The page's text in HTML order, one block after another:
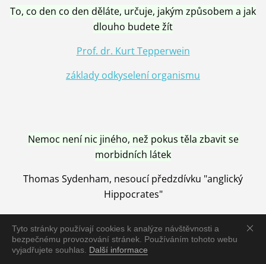
Tyto stránky používají cookies k analýze návštěvnosti a
bezpečnému provozování stránek. Používáním tohoto webu
vyjadřujete souhlas. Další informace
To, co den co den děláte, určuje, jakým způsobem a jak
dlouho budete žít
Prof. dr. Kurt Tepperwein
základy odkyselení organismu
Nemoc není nic jiného, než pokus těla zbavit se
morbidních látek
Thomas Sydenham, nesoucí předzdívku "anglický
Hippocrates"
Nemoc je vyléčena jen pomocí Přírody, neutralizací a